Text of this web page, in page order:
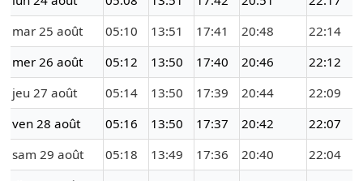
mar 25 août
05:10 13:51 17:41 20:48
22:14
mer 26 août
05:12 13:50 17:40 20:46
22:12
jeu 27 août
05:14 13:50 17:39 20:44
22:09
ven 28 août
05:16 13:50 17:37 20:42
22:07
sam 29 août
05:18 13:49 17:36 20:40
22:04